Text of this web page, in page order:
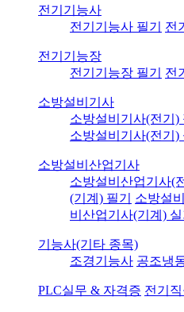
전기기능사
전기기능사 필기
전
전기기능장
전기기능장 필기
전
소방설비기사
소방설비기사(전기)
소방설비기사(전기)
소방설비산업기사
소방설비산업기사(
(기계) 필기
소방설
비산업기사(기계) 실
기능사(기타 종목)
조경기능사 공조냉
PLC실무 & 자격증 전기